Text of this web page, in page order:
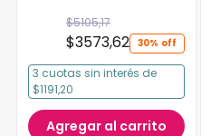
30%
$5105,17
$3573,62
3 cuotas sin interés de
$1191,20
Agregar al carrito